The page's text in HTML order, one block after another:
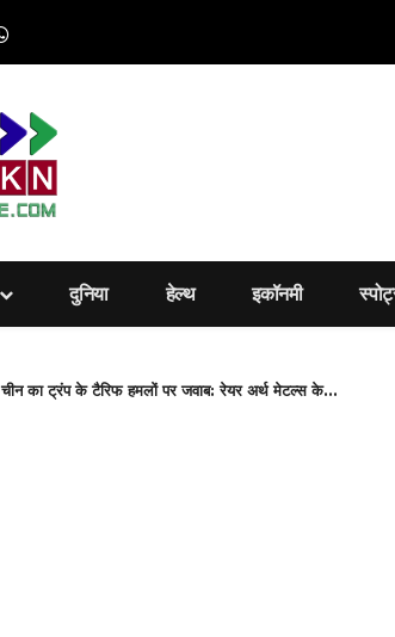
दुनिया हेल्‍थ इकॉनमी
चीन का ट्रंप के टैरिफ हमलों पर जवाब: रेयर अर्थ मेटल्स के...